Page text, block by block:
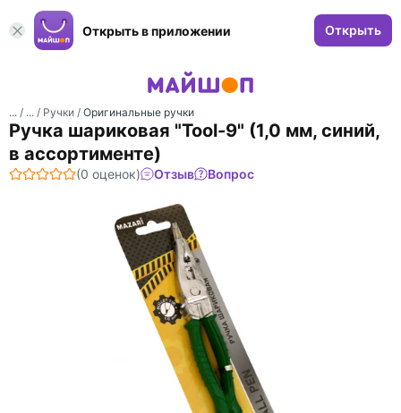
Открыть в приложении Открыть
... / ... / Ручки / Оригинальные ручки
Ручка шариковая "Tool-9" (1,0 мм, синий,
в ассортименте)
(0 оценок) Отзыв Вопрос